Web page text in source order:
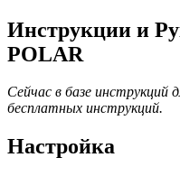
Инструкции и
POLAR
Сейчас в базе инструкций
бесплатных инструкций.
Настройка